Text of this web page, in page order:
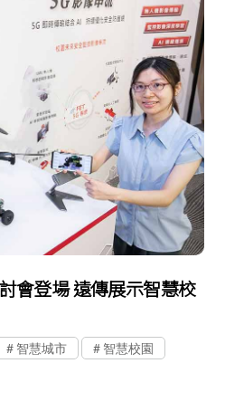
會登場 遠傳展示智慧校
智慧城市
智慧校園